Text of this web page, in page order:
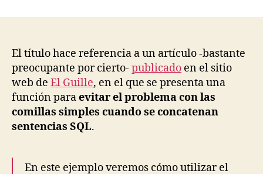
El título hace referencia a un artículo -bastante
preocupante por cierto-publicado en el sitio
web de El Guille, en el que se presenta una
función paraevitar el problema con las
comillas simples cuando se concatenan
sentencias SQL.
En este ejemplo veremos cómo utilizar el